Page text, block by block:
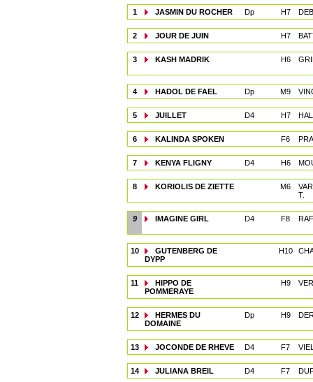
1 JASMIN DU ROCHER Dp H7
2 JOUR DE JUIN H7
3 KASH MADRIK H6
4 HADOL DE FAEL Dp M9
5 JUILLET D4 H7
6 KALINDA SPOKEN F6
7 KENYA FLIGNY D4 H6
8 KORIOLIS DE ZIETTE M6
T.
9 IMAGINE GIRL D4 F8
10
GUTENBERG DE
DYPP
H10
11
HIPPO DE
POMMERAYE
H9
12
HERMES DU
DOMAINE
Dp H9
13 JOCONDE DE RHEVE D4 F7
14 JULIANA BREIL D4 F7